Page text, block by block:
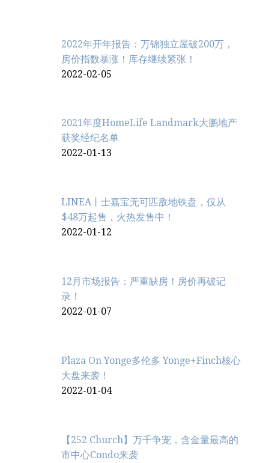
2022年开年报告：万锦独立屋破200万，
房价指数暴涨！库存继续紧张！
2022-02-05
2021年度HomeLife Landmark大鹏地产
获奖经纪名单
2022-01-13
LINEA丨士嘉宝无可匹敌地铁盘，仅从
$48万起售，火热发售中！
2022-01-12
12月市场报告：严重缺房！房价再破记
录！
2022-01-07
Plaza On Yonge多伦多 Yonge+Finch核心
大盘来袭！
2022-01-04
【252 Church】万千争宠，含金量最高的
市中心Condo来袭